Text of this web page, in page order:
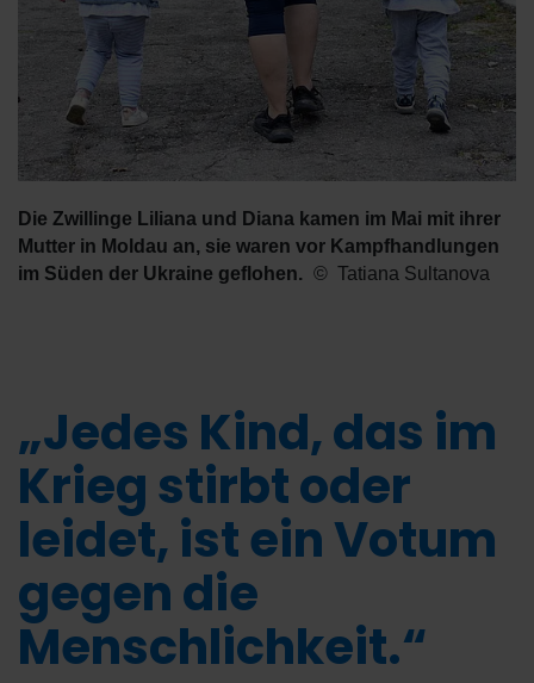
Die Zwillinge Liliana und Diana kamen im Mai mit ihrer
Mutter in Moldau an, sie waren vor Kampfhandlungen
im Süden der Ukraine geflohen.
Tatiana Sultanova
„Jedes Kind, das im
Krieg stirbt oder
leidet, ist ein Votum
gegen die
Menschlichkeit.“